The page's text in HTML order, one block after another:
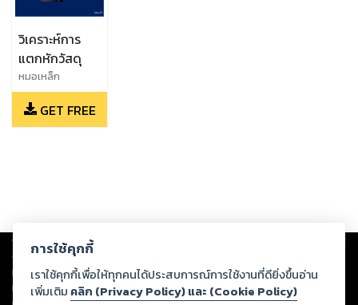
วิเคราะห์การ
แตกหักวัสดุ
หมอเหล็ก
GET FREE
Copyright © 2026
ต่อผลงานหรือเนื้อหาใดที่อัปโหลดผ่านเว็บไซต์และปรากฏว่าละเมิดสิทธิใน
ทรัพย์สินทางปัญญาของบุคคลอื่นหรือขัดต่อกฎหมายและศีลธรรม ดังนั้น ผู้อ่าน
ทุกท่านโปรดใช้วิจารณญาณในการกลั่นกรองด้วยตนเอง และหากท่านพบว่าส่วน
การใช้คุกกี้
เราใช้คุกกี้เพื่อให้ทุกคนได้ประสบการณ์การใช้งานที่ดียิ่งขึ้นอ่าน
เพิ่มเติม คลิก (Privacy Policy) และ (Cookie Policy)